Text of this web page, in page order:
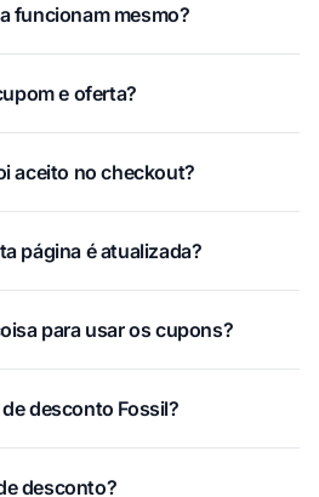
funcionam mesmo?
e oferta?
aceito no checkout?
página é atualizada?
para usar os cupons?
desconto Fossil?
desconto?